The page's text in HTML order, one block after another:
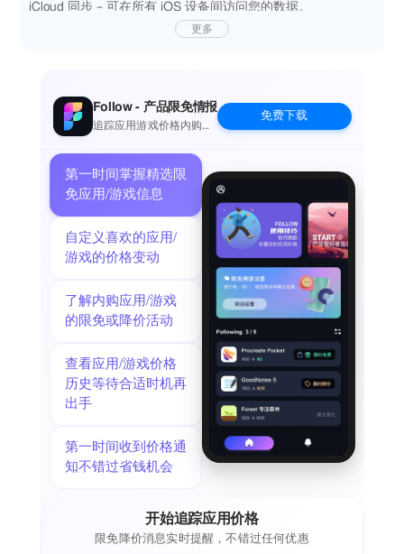
iCloud 同步 – 可在所有 iOS 设备间访问您的数据。
更多
Follow - 产品限免情报
追踪应用游戏价格内购波
免费下载
第一时间掌握精选限
免应用/游戏信息
自定义喜欢的应用/
游戏的价格变动
了解内购应用/游戏
的限免或降价活动
查看应用/游戏价格
历史等待合适时机再
出手
第一时间收到价格通
知不错过省钱机会
开始追踪应用价格
限免降价消息实时提醒，不错过任何优惠